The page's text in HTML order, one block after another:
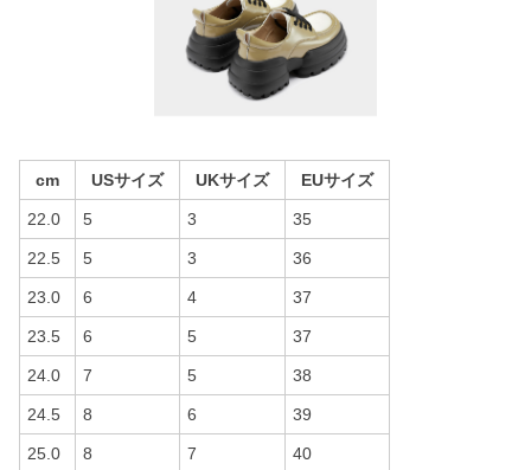
cm USサイズ UKサイズ EUサイズ
22.0 5 3 35
22.5 5 3 36
23.0 6 4 37
23.5 6 5 37
24.0 7 5 38
24.5 8 6 39
25.0 8 7 40